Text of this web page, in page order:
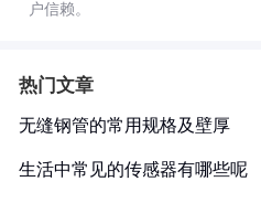
户信赖。
热门文章
无缝钢管的常用规格及壁厚
生活中常见的传感器有哪些呢